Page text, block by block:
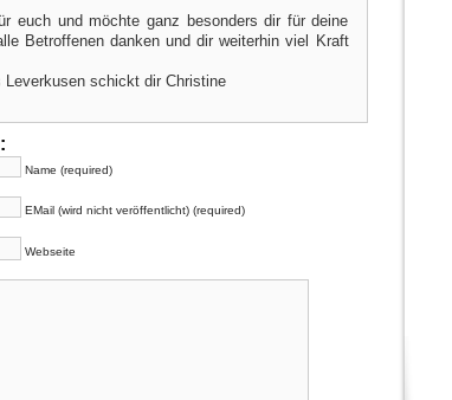
euch und möchte ganz besonders dir für deine
Betroffenen danken und dir weiterhin viel Kraft
schickt dir Christine
Name (required)
EMail (wird nicht veröffentlicht) (required)
Webseite